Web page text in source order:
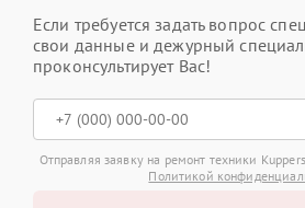
Если требуется задать вопрос
свои данные и дежурный
проконсультирует Вас!
Отправляя заявку на ремонт техники
Политикой